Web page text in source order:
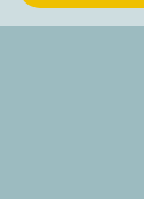
Ürün